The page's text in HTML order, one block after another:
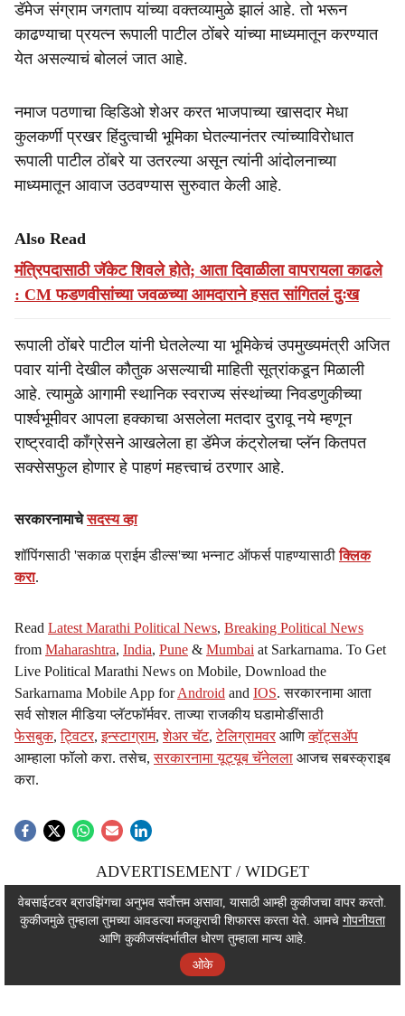
डॅमेज संग्राम जगताप यांच्या वक्तव्यामुळे झालं आहे. तो भरून
काढण्याचा प्रयत्न रूपाली पाटील ठोंबरे यांच्या माध्यमातून करण्यात
येत असल्याचं बोललं जात आहे.
नमाज पठणाचा व्हिडिओ शेअर करत भाजपाच्या खासदार मेधा
कुलकर्णी प्रखर हिंदुत्वाची भूमिका घेतल्यानंतर त्यांच्याविरोधात
रूपाली पाटील ठोंबरे या उतरल्या असून त्यांनी आंदोलनाच्या
माध्यमातून आवाज उठवण्यास सुरुवात केली आहे.
Also Read
मंत्रि‍पदासाठी जॅकेट शिवले होते; आता दिवाळीला वापरायला काढले
: CM फडणवीसांच्या जवळच्या आमदाराने हसत सांगितलं दुःख
रूपाली ठोंबरे पाटील यांनी घेतलेल्या या भूमिकेचं उपमुख्यमंत्री अजित
पवार यांनी देखील कौतुक असल्याची माहिती सूत्रांकडून मिळाली
आहे. त्यामुळे आगामी स्थानिक स्वराज्य संस्थांच्या निवडणुकीच्या
पार्श्वभूमीवर आपला हक्काचा असलेला मतदार दुरावू नये म्हणून
राष्ट्रवादी काँग्रेसने आखलेला हा डॅमेज कंट्रोलचा प्लॅन कितपत
सक्सेसफुल होणार हे पाहणं महत्त्वाचं ठरणार आहे.
सरकारनामाचेसदस्य व्हा
शॉपिंगसाठी 'सकाळ प्राईम डील्स'च्या भन्नाट ऑफर्स पाहण्यासाठीक्लिक
करा.
Read Latest Marathi Political News, Breaking Political News
from Maharashtra, India, Pune & Mumbai at Sarkarnama. To Get
Live Political Marathi News on Mobile, Download the
Sarkarnama Mobile App forAndroid and IOS. सरकारनामा आता
सर्व सोशल मीडिया प्लॅटफॉर्मवर. ताज्या राजकीय घडामोडींसाठी
फेसबुक,ट्विटर,इन्स्टाग्राम,शेअर चॅट,टेलिग्रामवर आणिव्हॉट्सॲप
आम्हाला फॉलो करा. तसेच,सरकारनामा यूट्यूब चॅनेलला आजच सबस्क्राइब
करा.
ADVERTISEMENT / WIDGET
ADVERTISEMENT / WIDGET
ADVERTISEMENT / WIDGET
वेबसाईटवर ब्राउझिंगचा अनुभव सर्वोत्तम असावा, यासाठी आम्ही कुकीजचा वापर करतो.
कुकीजमुळे तुम्हाला तुमच्या आवडत्या मजकुराची शिफारस करता येते. आमचे गोपनीयता
आणि कुकीजसंदर्भातील धोरण तुम्हाला मान्य आहे.
ओके